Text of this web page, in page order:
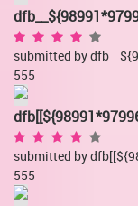
submitted by
555
submitted by
555